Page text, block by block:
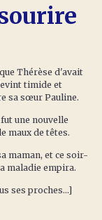
Thérèse d'avait
timide et
sa sœur Pauline.
une nouvelle
maux de têtes.
maman, et ce soir-
maladie empira.
ses proches...]